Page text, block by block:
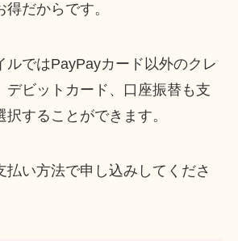
だからです。
ルではPayPayカード以外のクレ
デビットカード、口座振替も支
することができます。
払い方法で申し込みしてくださ